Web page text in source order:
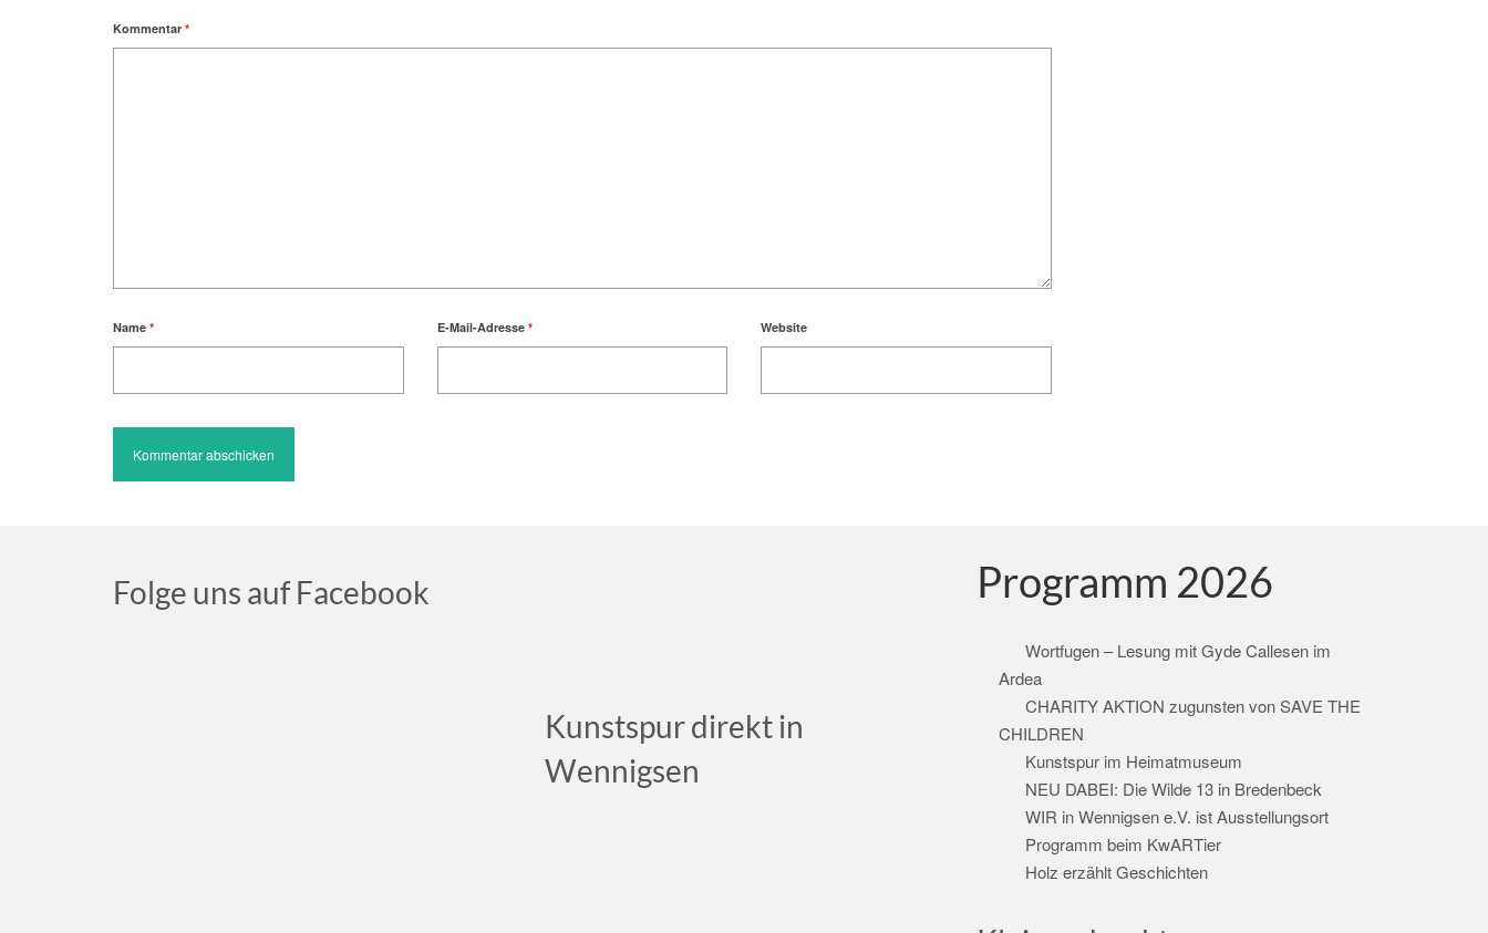
Kommentar *
Name * E-Mail-Adresse * Website
Folge uns auf Facebook
Kunstspur direkt in
Wennigsen
Programm 2026
Wortfugen – Lesung mit Gyde Callesen im
Ardea
CHARITY AKTION zugunsten von SAVE THE
CHILDREN
Kunstspur im Heimatmuseum
NEU DABEI: Die Wilde 13 in Bredenbeck
WIR in Wennigsen e.V. ist Ausstellungsort
Programm beim KwARTier
Holz erzählt Geschichten